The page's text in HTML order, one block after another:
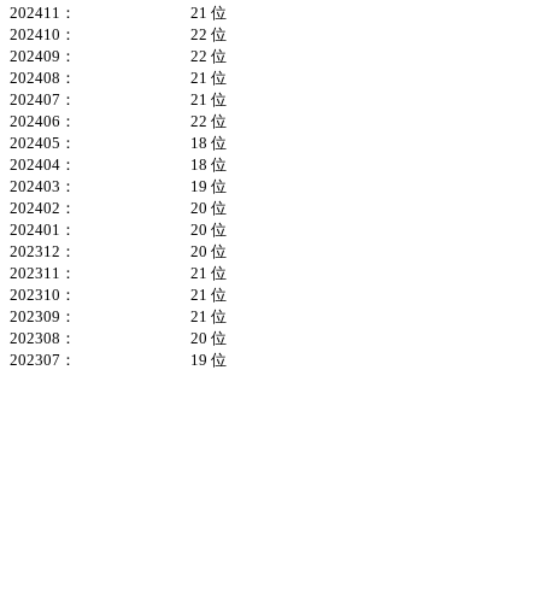
202411：
21 位
202410：
22 位
202409：
22 位
202408：
21 位
202407：
21 位
202406：
22 位
202405：
18 位
202404：
18 位
202403：
19 位
202402：
20 位
202401：
20 位
202312：
20 位
202311：
21 位
202310：
21 位
202309：
21 位
202308：
20 位
202307：
19 位